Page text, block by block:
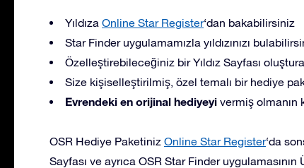
Yıldıza Online Star Register‘dan bakabilirsiniz
Star Finder uygulamamızla yıldızınızı
Özelleştirebileceğiniz bir Yıldız Sayfası
Size kişiselleştirilmiş, özel temalı bir hediye
Evrendeki en orijinal hediyeyi vermiş olmanın
OSR Hediye Paketiniz Online Star Register‘da
Sayfası ve ayrıca OSR Star Finder